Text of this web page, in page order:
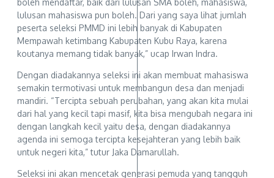
boleh mendaftar, baik dari lulusan SMA boleh, mahasiswa,
lulusan mahasiswa pun boleh. Dari yang saya lihat jumlah
peserta seleksi PMMD ini lebih banyak di Kabupaten
Mempawah ketimbang Kabupaten Kubu Raya, karena
koutanya memang tidak banyak,” ucap Irwan Indra.
Dengan diadakannya seleksi ini akan membuat mahasiswa
semakin termotivasi untuk membangun desa dan menjadi
mandiri. “Tercipta sebuah perubahan, yang akan kita mulai
dari hal yang kecil tapi masif, kita bisa mengubah negara ini
dengan langkah kecil yaitu desa, dengan diadakannya
agenda ini semoga tercipta kesejahteran yang lebih baik
untuk negeri kita,” tutur Jaka Damarullah.
Seleksi ini akan mencetak generasi pemuda yang tangguh